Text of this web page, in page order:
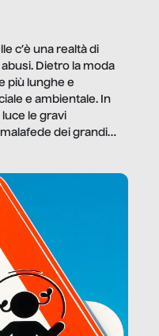
c’è una realtà di
Dietro la moda
più lunghe e
e ambientale. In
le gravi
dei grandi